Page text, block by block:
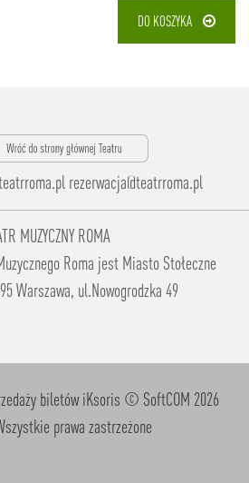
DO KOSZYKA
rezerwacja@teatrroma.pl
MUZYCZNY ROMA
Roma jest Miasto Stołeczne
Warszawa, ul.Nowogrodzka 49
biletów iKsoris © SoftCOM 2026
prawa zastrzeżone